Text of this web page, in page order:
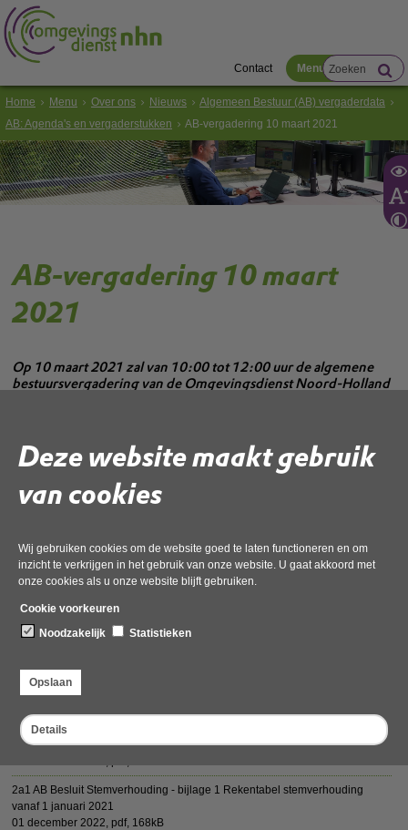
Deze website maakt gebruik
van cookies
Wij gebruiken cookies om de website goed te laten functioneren en om
inzicht te verkrijgen in het gebruik van onze website. U gaat akkoord met
onze cookies als u onze website blijft gebruiken.
Cookie voorkeuren
Noodzakelijk
Statistieken
Opslaan
Details
Contact Menu
Home Menu Over ons Nieuws
Algemeen Bestuur (AB) vergaderdata
AB: Agenda's en vergaderstukken
AB-vergadering 10 maart 2021
AB-vergadering 10 maart
2021
Op 10 maart 2021 zal van 10:00 tot 12:00 uur de algemene
bestuursvergadering van de Omgevingsdienst Noord-Holland
lokale browser:
https://odnhn.notubiz.nl/vergadering/831715/
Deel deze pagina
Vergaderstukken AB 10 maart 2021
2a AB-Besluit Stemverhouding 2021 def
2a1 AB Besluit Stemverhouding - bijlage 1 Rekentabel stemverhouding
vanaf 1 januari 2021
01 december 2022, pdf, 168kB